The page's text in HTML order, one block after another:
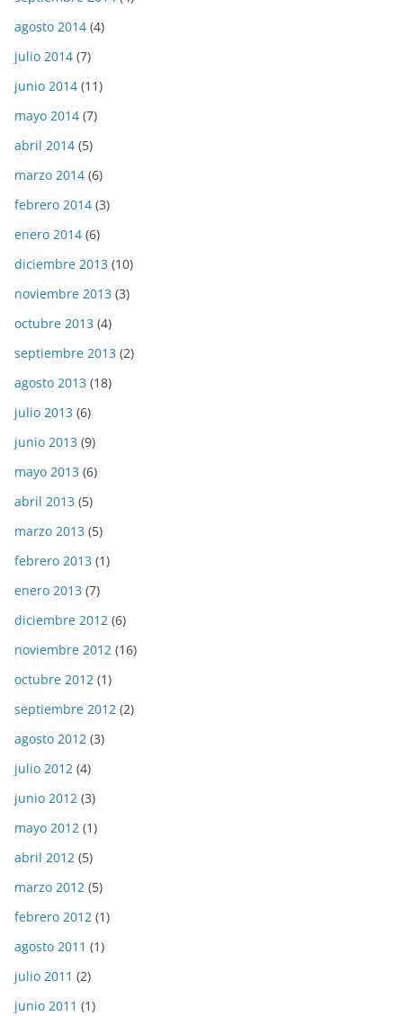
agosto 2014 (4)
julio 2014 (7)
junio 2014 (11)
mayo 2014 (7)
abril 2014 (5)
marzo 2014 (6)
febrero 2014 (3)
enero 2014 (6)
diciembre 2013 (10)
noviembre 2013 (3)
octubre 2013 (4)
septiembre 2013 (2)
agosto 2013 (18)
julio 2013 (6)
junio 2013 (9)
mayo 2013 (6)
abril 2013 (5)
marzo 2013 (5)
febrero 2013 (1)
enero 2013 (7)
diciembre 2012 (6)
noviembre 2012 (16)
octubre 2012 (1)
septiembre 2012 (2)
agosto 2012 (3)
julio 2012 (4)
junio 2012 (3)
mayo 2012 (1)
abril 2012 (5)
marzo 2012 (5)
febrero 2012 (1)
agosto 2011 (1)
julio 2011 (2)
junio 2011 (1)